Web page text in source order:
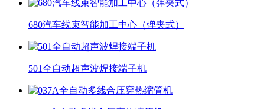
680汽车线束智能加工中心（弹夹式）
501全自动超声波焊接端子机